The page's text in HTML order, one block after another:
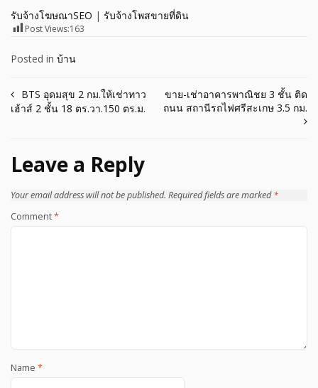
รับจ้างโฆษณาSEO | รับจ้างโพสขายที่ดิน
Post Views:163
Posted in บ้าน
Post
BTS อุดมสุข 2 กม.ให้เช่าทาว
เฮ้าส์ 2 ชั้น 18 ตร.วา.150 ตร.ม.
ขาย-เช่าอาคารพาณิชย 3 ชั้น ติด
ถนน สถานีรถไฟศรีสะเกษ 3.5 กม.
Leave a Reply
Your email address will not be published. Required fields are marked*
Comment*
Name *